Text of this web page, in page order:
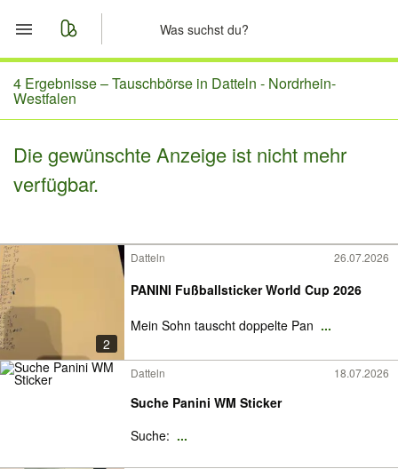
Start
Merkliste
Nachrichten
4 Ergebnisse –Tauschbörse in Datteln - Nordrhein-
Westfalen
Die gewünschte Anzeige ist nicht mehr
verfügbar.
2
Datteln 26.07.2026
PANINI Fußballsticker World Cup 2026
Mein Sohn tauscht doppelte Pan ...
Datteln 18.07.2026
Suche Panini WM Sticker
Suche: ...